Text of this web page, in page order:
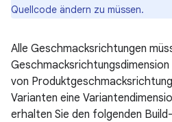
Quellcode ändern zu müssen.
Alle Geschmacksrichtungen
von
Varianten eine
erhalten Sie den folgenden